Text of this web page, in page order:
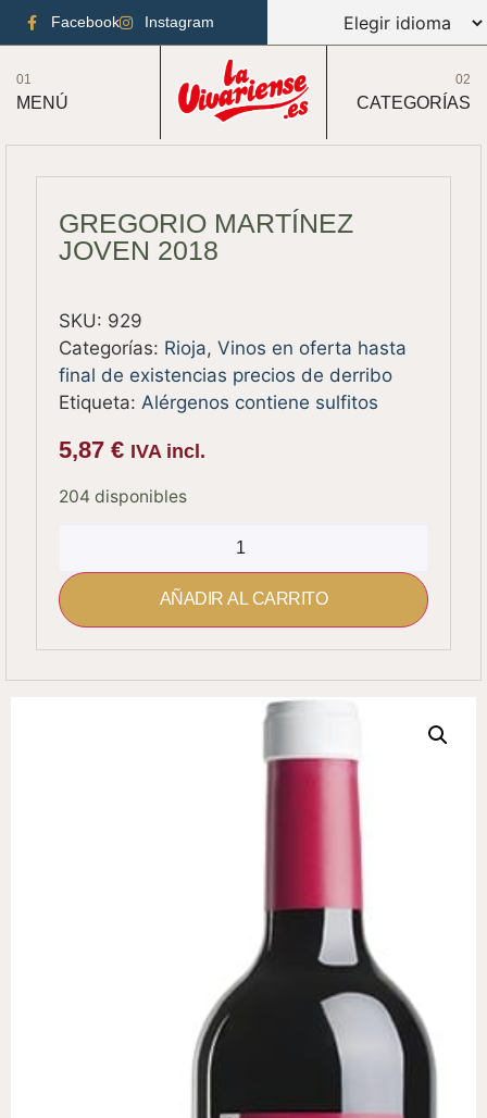
Facebook Instagram
01
MENÚ
02
CATEGORÍAS
GREGORIO MARTÍNEZ
JOVEN 2018
SKU: 929
Categorías: Rioja,Vinos en oferta hasta
final de existencias precios de derribo
Etiqueta: Alérgenos contiene sulfitos
5,87€ IVA incl.
204 disponibles
AÑADIR AL CARRITO